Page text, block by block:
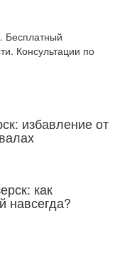
Бесплатный
Консультации по
избавление от
как
навсегда?